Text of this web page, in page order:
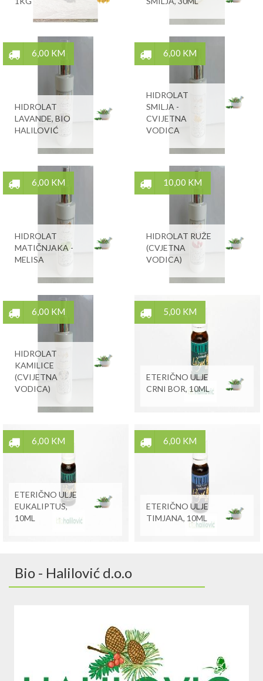
6,00 KM
HIDROLAT
LAVANDE, BIO
HALILOVIĆ
6,00 KM
HIDROLAT
SMILJA -
CVIJETNA
VODICA
6,00 KM
HIDROLAT
MATIČNJAKA -
MELISA
10,00 KM
HIDROLAT RUŽE
(CVJETNA
VODICA)
6,00 KM
HIDROLAT
KAMILICE
(CVIJETNA
VODICA)
5,00 KM
ETERIČNO ULJE
CRNI BOR, 10ML
6,00 KM
ETERIČNO ULJE
EUKALIPTUS,
10ML
6,00 KM
ETERIČNO ULJE
TIMJANA, 10ML
Bio - Halilović d.o.o